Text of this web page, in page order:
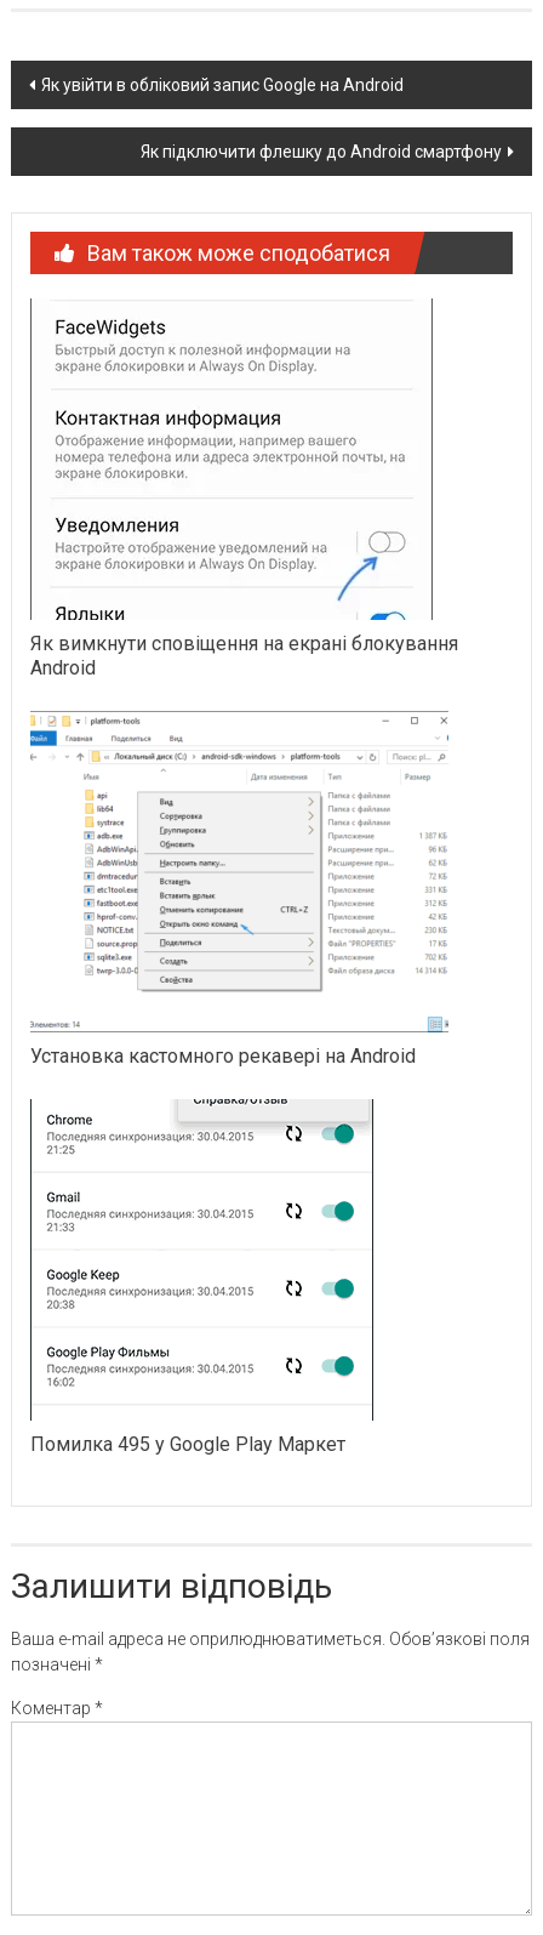
Post
navigation
Як увійти в обліковий запис Google на Android
Як підключити флешку до Android смартфону
Вам також може сподобатися
Як вимкнути сповіщення на екрані блокування
Android
Установка кастомного рекавері на Android
Помилка 495 у Google Play Маркет
Залишити відповідь
Ваша e-mail адреса не оприлюднюватиметься. Обов’язкові поля
позначені *
Коментар *